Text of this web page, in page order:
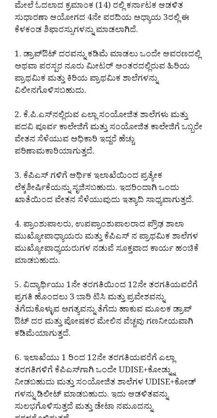
ಮೇಲೆ ಓದಲಾದ ಕ್ರಮಾಂಕ (14) ರಲ್ಲಿ ಕರ್ನಾಟಕ ಆಡಳಿತ
ಸುಧಾರಣಾ ಆಯೋಗದ 4ನೇ ವರದಿಯ ಅಧ್ಯಾಯ 3ರಲ್ಲಿ ಈ
ಕೆಳಕಂಡ ಶಿಫಾರಸ್ಸುಗಳನ್ನು ಮಾಡಲಾಗಿದೆ.
1. ಡ್ರಾಪ್‌ಔಟ್ ದರವನ್ನು ಕಡಿಮೆ ಮಾಡಲು ಒಂದೇ ಆವರಣದಲ್ಲಿ
ಅಥವಾ ಪರಸ್ಪರ ನೂರು ಮೀಟ‌ರ್ ಅಂತರದಲ್ಲಿರುವ ಹಿರಿಯ
ಪ್ರಾಥಮಿಕ ಮತ್ತು ಕಿರಿಯ ಪ್ರಾಥಮಿಕ ಶಾಲೆಗಳನ್ನು
ವಿಲೀನಗೊಳಿಸಬಹುದು.
2. ಕೆ.ಪಿ.ಎಸ್‌ನಲ್ಲಿರುವ ಎಲ್ಲಾ ಸಂಯೋಜಿತ ಶಾಲೆಗಳು ಮತ್ತು
ಪದವಿ ಪೂರ್ವ ಕಾಲೇಜಿಗೆ ಮತ್ತು ಸಂಯೋಜಿತ ಕಾಲೇಜಿಗೆ ಒಬ್ಬರೇ
ವೇತನ ಸೆಳೆಯುವ ಅಧಿಕಾರಿ ಇದ್ದರೆ ಹೆಚ್ಚು
ಪರಿಣಾಮಕಾರಿಯಾಗುತ್ತದೆ.
3. ಕೆಪಿಎಸ್ ಗಳಿಗೆ ಆರ್ಥಿಕ ಇಲಾಖೆಯಿಂದ ಪ್ರತ್ಯೇಕ
ಲೆಕ್ಕಶೀರ್ಷಿಕೆಯನ್ನು ಸೃಜಿಸಬಹುದು. ಇದರಿಂದಾಗಿ ಒಂದು
ಖಾತೆಯಿಂದ ವೇತನ ಸೆಳೆಯುವುದು ಇತ್ಯಾದಿ ಸಾಧ್ಯವಾಗುತ್ತದೆ.
4. ಪ್ರಾಂಶುಪಾಲರು, ಉಪಪ್ರಾಂಶುಪಾಲರಾದ ಪ್ರೌಢ ಶಾಲಾ
ಮುಖ್ಯೋಪಾಧ್ಯಾಯರು ಮತ್ತು ಕೆಪಿಎಸ್ ನ ಪ್ರಾಥಮಿಕ ಶಾಲೆಗಳ
ಮುಖ್ಯೋಪಾಧ್ಯಯರುಗಳ ನಡುವೆ ಸೂಕ್ತವಾದ ಕಾರ್ಯ ಹಂಚಿಕೆ
ಮಾಡಬಹುದು.
5. ವಿದ್ಯಾರ್ಥಿಯು 1ನೇ ತರಗತಿಯಿಂದ 12ನೇ ತರಗತಿಯವರೆಗೆ
ಪ್ರಗತಿ ಹೊಂದಲು 3 ಬಾರಿ ಟಿಸಿ ಮತ್ತು ಪ್ರವೇಶವನ್ನು
ತೆಗೆದುಕೊಳ್ಳುವ ಅಗತ್ಯವನ್ನು ತೆಗೆದು ಹಾಕುವ ಮೂಲಕ ಡ್ರಾಪ್
ಔಟ್ ದರ ಮತ್ತು ಪೋಷಕರ ಮೇಲಿನ ವೆಚ್ಚವು ಗಣನೀಯವಾಗಿ
ಕಡಿಮೆಯಾಗುತ್ತದೆ.
6. ಇಲಾಖೆಯು 1 ರಿಂದ 12ನೇ ತರಗತಿಯವರೆಗೆ ಎಲ್ಲಾ
ತರಗತಿಗಳಿಗೆ ಕೆಪಿಎಸ್‌ಗಾಗಿ ಒಂದೇ UDISE+ಕೋಡ್ನ್ನು
ನೀಡಬಹುದು ಮತ್ತು ಸಂಯೋಜಿತ ಶಾಲೆಗಳ UDISE+ಕೋಡ್
ಗಳನ್ನು ಡಿಲೀಟ್ ಮಾಡಬಹುದು. ಇದು ಆಡಳಿತವನ್ನು
ಸುಲಭಗೊಳಿಸುತ್ತದೆ ಮತ್ತು ಡೇಟಾ ನಮೂದನ್ನು